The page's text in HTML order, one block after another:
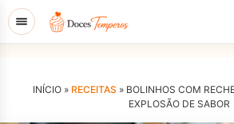
INÍCIO » RECEITAS » BOLINHOS COM
EXPLOSÃO DE SABOR